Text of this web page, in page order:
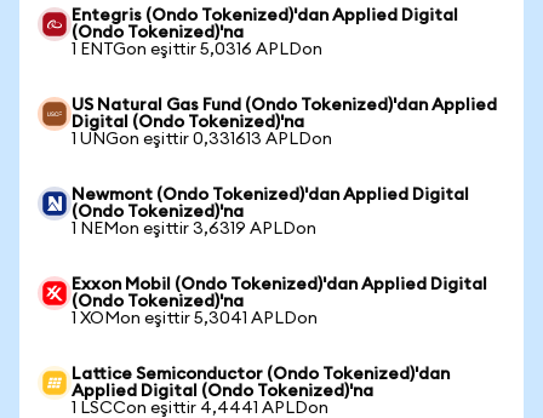
Entegris (Ondo Tokenized)'dan Applied Digital
(Ondo Tokenized)'na
1 ENTGon eşittir 5,0316 APLDon
US Natural Gas Fund (Ondo Tokenized)'dan Applied
Digital (Ondo Tokenized)'na
1 UNGon eşittir 0,331613 APLDon
Newmont (Ondo Tokenized)'dan Applied Digital
(Ondo Tokenized)'na
1 NEMon eşittir 3,6319 APLDon
Exxon Mobil (Ondo Tokenized)'dan Applied Digital
(Ondo Tokenized)'na
1 XOMon eşittir 5,3041 APLDon
Lattice Semiconductor (Ondo Tokenized)'dan
Applied Digital (Ondo Tokenized)'na
1 LSCCon eşittir 4,4441 APLDon